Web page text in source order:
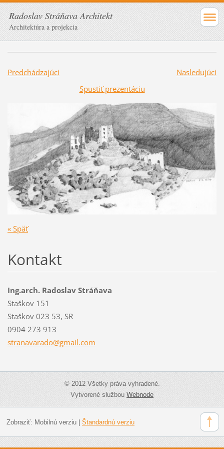
Radoslav Stráňava Architekt
Architektúra a projekcia
Predchádzajúci
Nasledujúci
Spustiť prezentáciu
« Späť
Kontakt
Ing.arch. Radoslav Stráňava
Staškov 151
Staškov 023 53, SR
0904 273 913
stranavarado@gmail.com
© 2012 Všetky práva vyhradené.
Vytvorené službouWebnode
Zobraziť: Mobilnú verziu| Štandardnú verziu